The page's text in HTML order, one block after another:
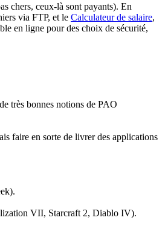
chers, ceux-là sont payants). En
via FTP, et le Calculateur de salaire,
en ligne pour des choix de sécurité,
très bonnes notions de PAO
faire en sorte de livrer des applications
VII, Starcraft 2, Diablo IV).